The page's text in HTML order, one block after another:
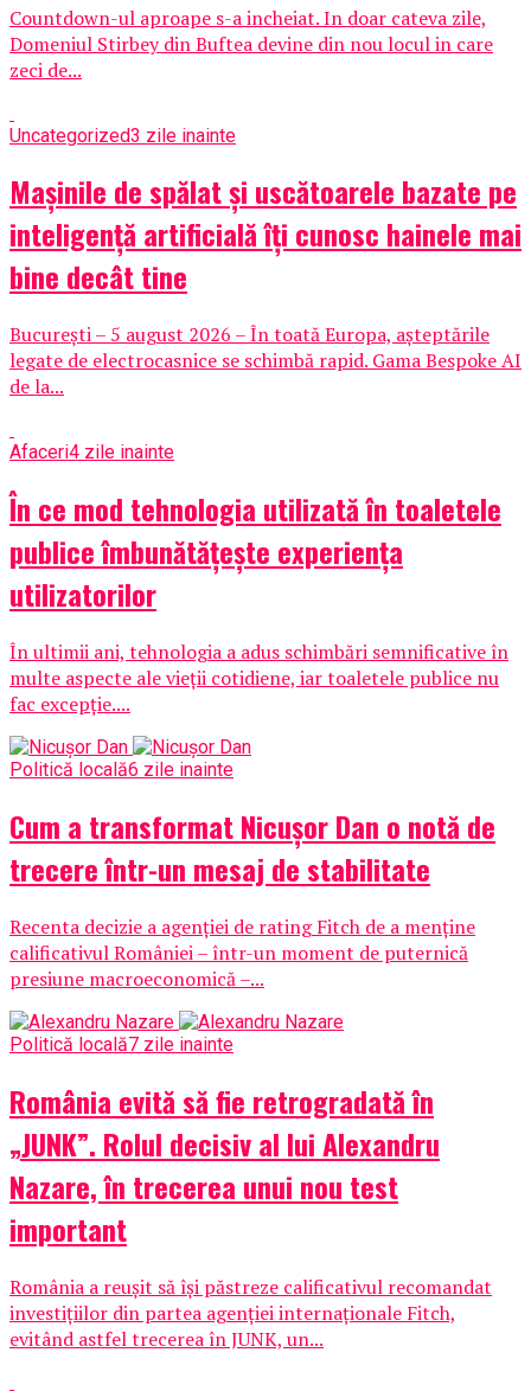
Countdown-ul aproape s-a incheiat. In doar cateva zile,
Domeniul Stirbey din Buftea devine din nou locul in care
zeci de...
Uncategorized3 zile inainte
Mașinile de spălat și uscătoarele bazate pe
inteligență artificială îți cunosc hainele mai
bine decât tine
București – 5 august 2026 – În toată Europa, așteptările
legate de electrocasnice se schimbă rapid. Gama Bespoke AI
de la...
Afaceri4 zile inainte
În ce mod tehnologia utilizată în toaletele
publice îmbunătățește experiența
utilizatorilor
În ultimii ani, tehnologia a adus schimbări semnificative în
multe aspecte ale vieții cotidiene, iar toaletele publice nu
fac excepție....
Politică locală6 zile inainte
Cum a transformat Nicușor Dan o notă de
trecere într-un mesaj de stabilitate
Recenta decizie a agenției de rating Fitch de a menține
calificativul României – într-un moment de puternică
presiune macroeconomică –...
Politică locală7 zile inainte
România evită să fie retrogradată în
„JUNK”. Rolul decisiv al lui Alexandru
Nazare, în trecerea unui nou test
important
România a reușit să își păstreze calificativul recomandat
investițiilor din partea agenției internaționale Fitch,
evitând astfel trecerea în JUNK, un...